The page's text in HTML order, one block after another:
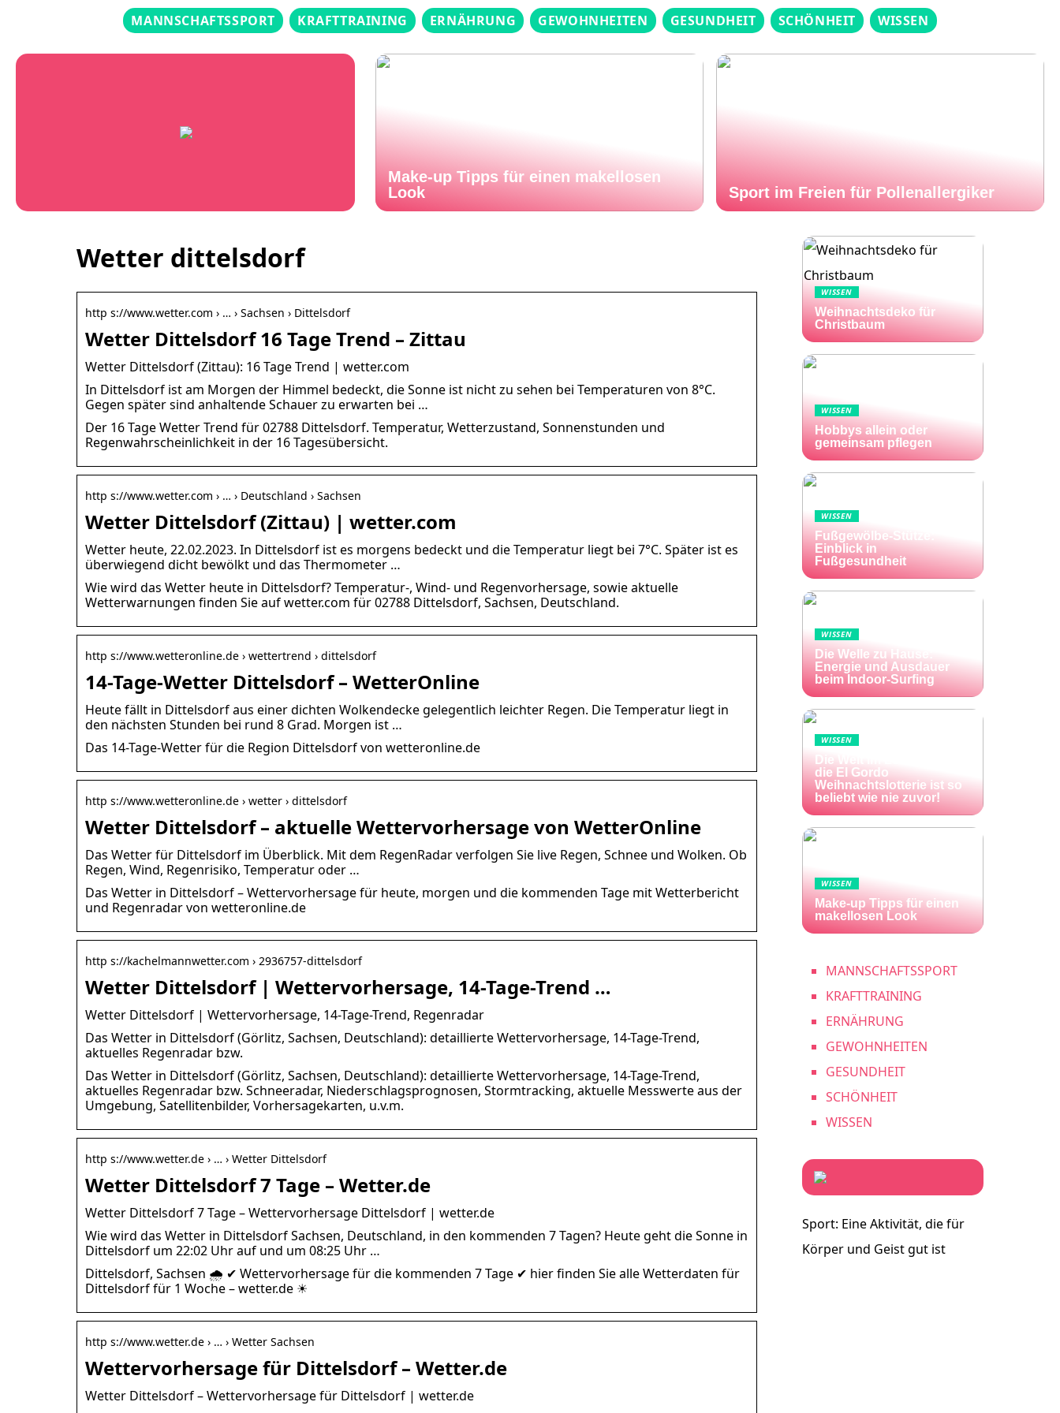
MANNSCHAFTSSPORT KRAFTTRAINING ERNÄHRUNG GEWOHNHEITEN GESUNDHEIT SCHÖNHEIT WISSEN
Make-up Tipps für einen makellosen
Look
Sport im Freien für Pollenallergiker
Wetter dittelsdorf
http s://www.wetter.com › … › Sachsen › Dittelsdorf
Wetter Dittelsdorf 16 Tage Trend – Zittau
Wetter Dittelsdorf (Zittau): 16 Tage Trend | wetter.com
In Dittelsdorf ist am Morgen der Himmel bedeckt, die Sonne ist nicht zu sehen bei Temperaturen von 8°C.
Gegen später sind anhaltende Schauer zu erwarten bei …
Der 16 Tage Wetter Trend für 02788 Dittelsdorf. Temperatur, Wetterzustand, Sonnenstunden und
Regenwahrscheinlichkeit in der 16 Tagesübersicht.
http s://www.wetter.com › … › Deutschland › Sachsen
Wetter Dittelsdorf (Zittau) | wetter.com
Wetter heute, 22.02.2023. In Dittelsdorf ist es morgens bedeckt und die Temperatur liegt bei 7°C. Später ist es
überwiegend dicht bewölkt und das Thermometer …
Wie wird das Wetter heute in Dittelsdorf? Temperatur-, Wind- und Regenvorhersage, sowie aktuelle
Wetterwarnungen finden Sie auf wetter.com für 02788 Dittelsdorf, Sachsen, Deutschland.
http s://www.wetteronline.de › wettertrend › dittelsdorf
14-Tage-Wetter Dittelsdorf – WetterOnline
Heute fällt in Dittelsdorf aus einer dichten Wolkendecke gelegentlich leichter Regen. Die Temperatur liegt in
den nächsten Stunden bei rund 8 Grad. Morgen ist …
Das 14-Tage-Wetter für die Region Dittelsdorf von wetteronline.de
http s://www.wetteronline.de › wetter › dittelsdorf
Wetter Dittelsdorf – aktuelle Wettervorhersage von WetterOnline
Das Wetter für Dittelsdorf im Überblick. Mit dem RegenRadar verfolgen Sie live Regen, Schnee und Wolken. Ob
Regen, Wind, Regenrisiko, Temperatur oder …
Das Wetter in Dittelsdorf – Wettervorhersage für heute, morgen und die kommenden Tage mit Wetterbericht
und Regenradar von wetteronline.de
http s://kachelmannwetter.com › 2936757-dittelsdorf
Wetter Dittelsdorf | Wettervorhersage, 14-Tage-Trend …
Wetter Dittelsdorf | Wettervorhersage, 14-Tage-Trend, Regenradar
Das Wetter in Dittelsdorf (Görlitz, Sachsen, Deutschland): detaillierte Wettervorhersage, 14-Tage-Trend,
aktuelles Regenradar bzw.
Das Wetter in Dittelsdorf (Görlitz, Sachsen, Deutschland): detaillierte Wettervorhersage, 14-Tage-Trend,
aktuelles Regenradar bzw. Schneeradar, Niederschlagsprognosen, Stormtracking, aktuelle Messwerte aus der
Umgebung, Satellitenbilder, Vorhersagekarten, u.v.m.
http s://www.wetter.de › … › Wetter Dittelsdorf
Wetter Dittelsdorf 7 Tage – Wetter.de
Wetter Dittelsdorf 7 Tage – Wettervorhersage Dittelsdorf | wetter.de
Wie wird das Wetter in Dittelsdorf Sachsen, Deutschland, in den kommenden 7 Tagen? Heute geht die Sonne in
Dittelsdorf um 22:02 Uhr auf und um 08:25 Uhr …
Dittelsdorf, Sachsen 🌧️ ✔ Wettervorhersage für die kommenden 7 Tage ✔ hier finden Sie alle Wetterdaten für
Dittelsdorf für 1 Woche – wetter.de ☀
http s://www.wetter.de › … › Wetter Sachsen
Wettervorhersage für Dittelsdorf – Wetter.de
Wetter Dittelsdorf – Wettervorhersage für Dittelsdorf | wetter.de
WISSEN
Weihnachtsdeko für
Christbaum
WISSEN
Hobbys allein oder
gemeinsam pflegen
WISSEN
Fußgewölbe-Stütze:
Einblick in
Fußgesundheit
WISSEN
Die Welle zu Hause:
Energie und Ausdauer
beim Indoor-Surfing
WISSEN
Die Welt im Lotto-Fieber –
die El Gordo
Weihnachtslotterie ist so
beliebt wie nie zuvor!
WISSEN
Make-up Tipps für einen
makellosen Look
MANNSCHAFTSSPORT
KRAFTTRAINING
ERNÄHRUNG
GEWOHNHEITEN
GESUNDHEIT
SCHÖNHEIT
WISSEN
Sport: Eine Aktivität, die für
Körper und Geist gut ist